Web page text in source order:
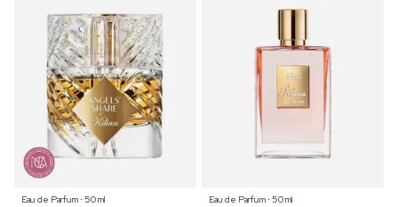
Eau de Parfum ⋅ 50 ml
Eau de Parfum ⋅ 50 ml